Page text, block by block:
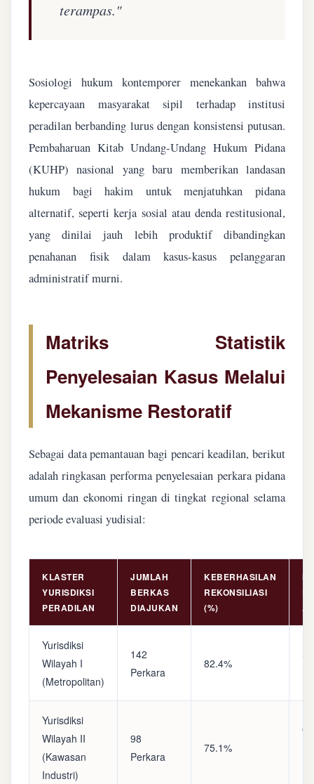
terampas."
Sosiologi hukum kontemporer menekankan bahwa
kepercayaan masyarakat sipil terhadap institusi
peradilan berbanding lurus dengan konsistensi putusan.
Pembaharuan Kitab Undang-Undang Hukum Pidana
(KUHP) nasional yang baru memberikan landasan
hukum bagi hakim untuk menjatuhkan pidana
alternatif, seperti kerja sosial atau denda restitusional,
yang dinilai jauh lebih produktif dibandingkan
penahanan fisik dalam kasus-kasus pelanggaran
administratif murni.
Matriks Statistik
Penyelesaian Kasus Melalui
Mekanisme Restoratif
Sebagai data pemantauan bagi pencari keadilan, berikut
adalah ringkasan performa penyelesaian perkara pidana
umum dan ekonomi ringan di tingkat regional selama
periode evaluasi yudisial:
KLASTER
YURISDIKSI
PERADILAN
JUMLAH
BERKAS
DIAJUKAN
KEBERHASILAN
REKONSILIASI
(%)
Yurisdiksi
Wilayah I
(Metropolitan)
142
Perkara
82.4%
Yurisdiksi
Wilayah II
(Kawasan
Industri)
98
Perkara
75.1%